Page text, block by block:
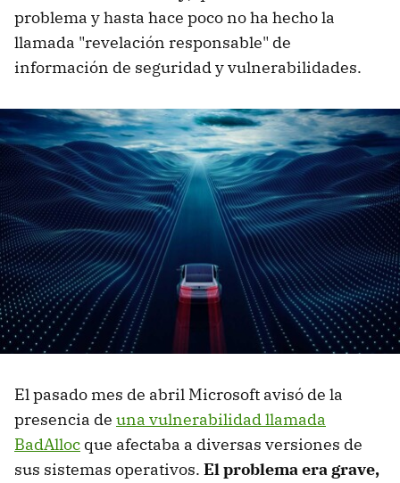
problema y hasta hace poco no ha hecho la
llamada "revelación responsable" de
información de seguridad y vulnerabilidades.
El pasado mes de abril Microsoft avisó de la
presencia de una vulnerabilidad llamada
BadAlloc que afectaba a diversas versiones de
sus sistemas operativos. El problema era grave,